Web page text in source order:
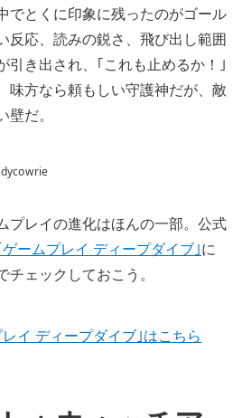
でとくに印象に残ったのがゴール
反応、読みの鋭さ、飛び出し範囲
引き出され、｢これも止めるか！｣
味方なら頼もしい守護神だが、敵
だ。
プレイの進化はほんの一部。公式
ームプレイ ディープダイブ｣に
ェックしておこう。
イ ディープダイブ｣はこちら